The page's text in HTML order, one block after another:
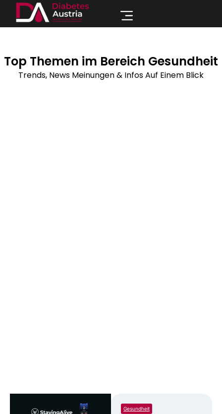
Top Themen im Bereich Gesundheit
Trends, News Meinungen & Infos Auf Einem Blick
Gesundheit